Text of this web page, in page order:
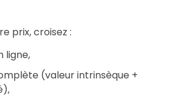
prix, croisez :
ligne,
(valeur intrinsèque +